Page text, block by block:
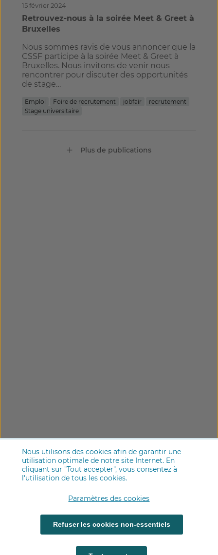
Nous utilisons des cookies afin de garantir une
utilisation optimale de notre site Internet. En
cliquant sur "Tout accepter", vous consentez à
l'utilisation de tous les cookies.
Paramètres des cookies
Refuser les cookies non-essentiels
15 février 2024
Retrouvez-nous à la soirée Meet & Greet à
Bruxelles
Nous sommes ravis de vous annoncer que la
CSSF participe à la soirée Meet & Greet à
Bruxelles. Nous invitons de venir nous
rencontrer pour discuter des opportunités
de stage…
Emploi Foire de recrutement jobfair
recrutement
Stage universitaire
Plus de publications